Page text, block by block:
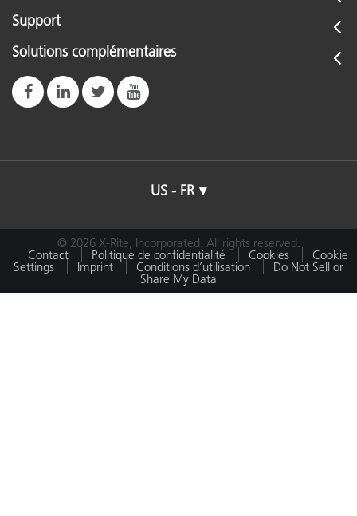
Support
Solutions complémentaires
US - FR
© 2026 X-Rite, Incorporated. All rights reserved.
Contact Politique de confidentialité Cookies Cookie
Settings Imprint Conditions d’utilisation Do Not Sell or
Share My Data